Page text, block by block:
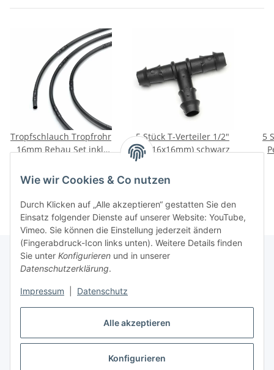
Alle akzeptieren
Konfigurieren
Wie wir Cookies & Co nutzen
Durch Klicken auf „Alle akzeptieren“ gestatten Sie den
Einsatz folgender Dienste auf unserer Website: YouTube,
Vimeo. Sie können die Einstellung jederzeit ändern
(Fingerabdruck-Icon links unten). Weitere Details finden
Sie unter Konfigurieren und in unserer
Datenschutzerklärung.
Impressum Datenschutz
Tropfschlauch Tropfrohr
16mm Rehau Set inkl.
5 Stück T-Verteiler 1/2"
(16x16x16mm) schwarz
5
Vertrag widerrufen